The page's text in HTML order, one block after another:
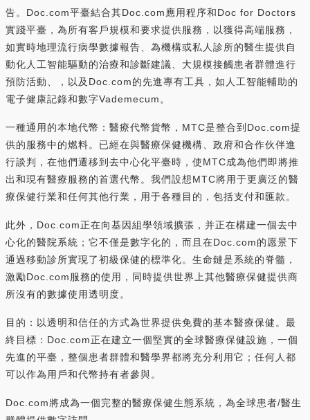
告。Doc.com平臺結合其Doc.com應用程序和Doc for Doctors
實踐平臺，為所有客戶規模和要求提供服務，以獲得高端服務，
如實時地理流行病學數據報告、為機構或私人診所的醫生提供自
動化人工智能驅動的治療和診斷建議、大規模接觸患者群體進行
預防活動、，以及Doc.com的先進專有工具，如人工智能輔助的
電子健康記錄和數字Vademecum。
一種通用的本地代幣：醫療代幣貨幣，MTC是整合到Doc.com提
供的服務中的燃料。已經在與醫療保健機構、政府和合作伙伴進
行談判，在他們遷移到去中心化平臺時，使MTC成為他們即將推
出和現有醫療服務的首選代幣。我們設想MTC將用于更廣泛的醫
療保健行業和任何其他行業，用于各種目的，包括支付和匯款。
此外，Doc.com正在向基因組學領域擴張，并正在構建一個去中
心化的醫院系統；它不僅是數字化的，而且在Doc.com的愿景下
通過移動診所實現了初級保健的標準化。生命鏈是系統的脊髓，
激勵Doc.com服務的使用，同時提供世界上其他醫療保健提供商
所沒有的數據使用透明度。
目的：以透明和信任的方式為世界提供免費的基本醫療保健。最
終目標：Doc.com正在建立一個堅實的全球醫療保健設施，一個
先進的平臺，整個患者群體和醫學界都將充分利用它；任何人都
可以作為用戶和代幣持有者參與。
Doc.com將成為一個完整的醫療保健生態系統，為全球患者/醫生